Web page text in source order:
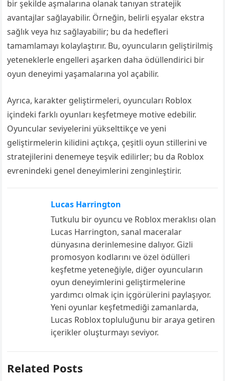
bir şekilde aşmalarına olanak tanıyan stratejik
avantajlar sağlayabilir. Örneğin, belirli eşyalar ekstra
sağlık veya hız sağlayabilir; bu da hedefleri
tamamlamayı kolaylaştırır. Bu, oyuncuların geliştirilmiş
yeteneklerle engelleri aşarken daha ödüllendirici bir
oyun deneyimi yaşamalarına yol açabilir.
Ayrıca, karakter geliştirmeleri, oyuncuları Roblox
içindeki farklı oyunları keşfetmeye motive edebilir.
Oyuncular seviyelerini yükselttikçe ve yeni
geliştirmelerin kilidini açtıkça, çeşitli oyun stillerini ve
stratejilerini denemeye teşvik edilirler; bu da Roblox
evrenindeki genel deneyimlerini zenginleştirir.
Lucas Harrington
Tutkulu bir oyuncu ve Roblox meraklısı olan
Lucas Harrington, sanal maceralar
dünyasına derinlemesine dalıyor. Gizli
promosyon kodlarını ve özel ödülleri
keşfetme yeteneğiyle, diğer oyuncuların
oyun deneyimlerini geliştirmelerine
yardımcı olmak için içgörülerini paylaşıyor.
Yeni oyunlar keşfetmediği zamanlarda,
Lucas Roblox topluluğunu bir araya getiren
içerikler oluşturmayı seviyor.
Related Posts